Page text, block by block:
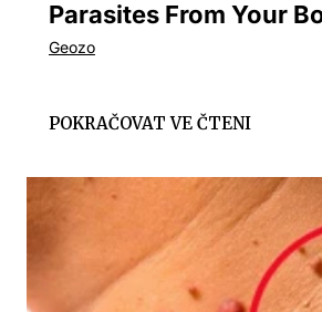
Parasites From Your